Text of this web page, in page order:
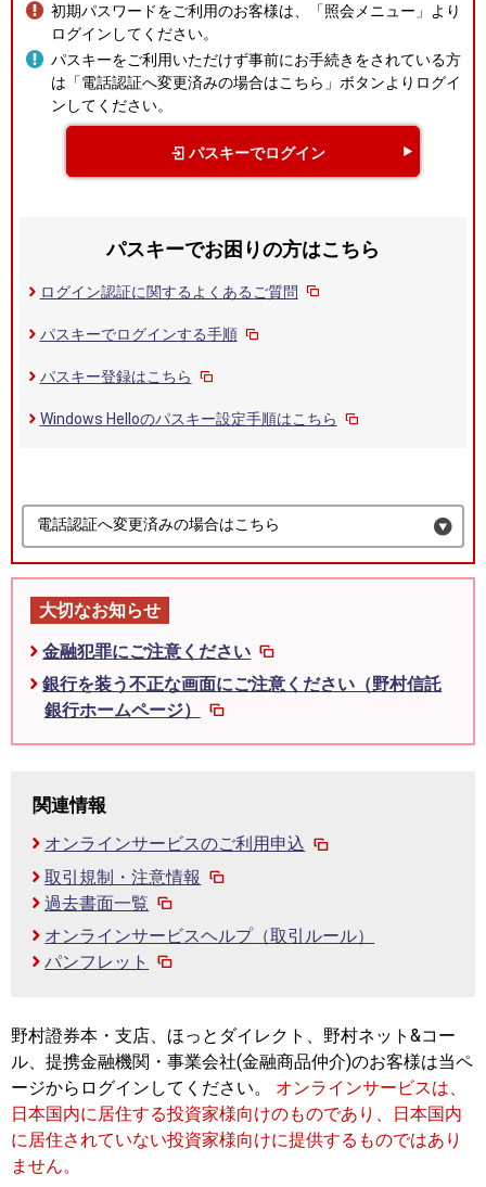
初期パスワードをご利用のお客様は、「照会メニュー」より
ログインしてください。
パスキーをご利用いただけず事前にお手続きをされている方
は「電話認証へ変更済みの場合はこちら」ボタンよりログイ
ンしてください。
パスキーでログイン
パスキーでお困りの方はこちら
ログイン認証に関するよくあるご質問
パスキーでログインする手順
パスキー登録はこちら
Windows Helloのパスキー設定手順はこちら
電話認証へ変更済みの場合はこちら
大切なお知らせ
金融犯罪にご注意ください
銀行を装う不正な画面にご注意ください（野村信託
銀行ホームページ）
関連情報
オンラインサービスのご利用申込
取引規制・注意情報
過去書面一覧
オンラインサービスヘルプ（取引ルール）
パンフレット
野村證券本・支店、ほっとダイレクト、野村ネット&コー
ル、提携金融機関・事業会社(金融商品仲介)のお客様は当ペ
ージからログインしてください。 オンラインサービスは、
日本国内に居住する投資家様向けのものであり、日本国内
に居住されていない投資家様向けに提供するものではあり
ません。